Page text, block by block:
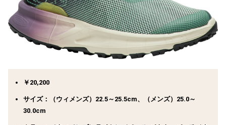
￥20,200
サイズ：（ウィメンズ）22.5～25.5cm、（メンズ）25.0～
30.0cm